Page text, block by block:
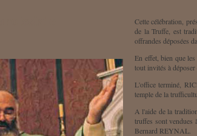
Cette célébration,
de la Truffe, est
offrandes déposées
En effet, bien que les
tout invités à déposer
L'office terminé,
temple de la
A l'aide de la
truffes sont vendues
Bernard REYNAL.